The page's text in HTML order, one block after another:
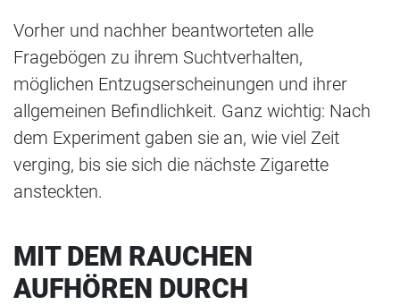
Vorher und nachher beantworteten alle
Fragebögen zu ihrem Suchtverhalten,
möglichen Entzugserscheinungen und ihrer
allgemeinen Befindlichkeit. Ganz wichtig: Nach
dem Experiment gaben sie an, wie viel Zeit
verging, bis sie sich die nächste Zigarette
ansteckten.
MIT DEM RAUCHEN
AUFHÖREN DURCH